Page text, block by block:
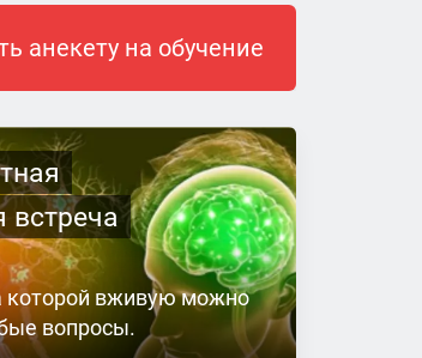
анекету на обучение
встреча
которой вживую можно
вопросы.